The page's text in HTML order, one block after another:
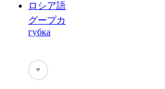
ロシア語
グープカ
губка
♥